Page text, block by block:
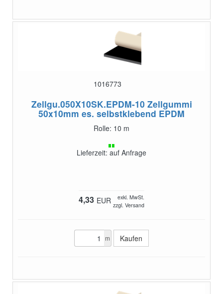
1016773
Zellgu.050X10SK.EPDM-10 Zellgummi
50x10mm es. selbstklebend EPDM
Rolle: 10 m
Lieferzeit: auf Anfrage
4,33 EUR
exkl. MwSt.
zzgl. Versand
m